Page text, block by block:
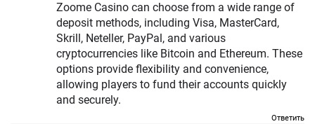
Zoome Casino can choose from a wide range of
deposit methods, including Visa, MasterCard,
Skrill, Neteller, PayPal, and various
cryptocurrencies like Bitcoin and Ethereum. These
options provide flexibility and convenience,
allowing players to fund their accounts quickly
and securely.
Ответить